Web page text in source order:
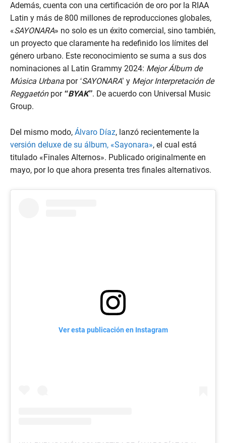
Además, cuenta con una certificación de oro por la RIAA
Latin y más de 800 millones de reproducciones globales,
«SAYONARA» no solo es un éxito comercial, sino también,
un proyecto que claramente ha redefinido los límites del
género urbano. Este reconocimiento se suma a sus dos
nominaciones al Latin Grammy 2024: Mejor Álbum de
Música Urbana por ‘SAYONARA’ y Mejor Interpretación de
Reggaetónpor “BYAK”. De acuerdo con Universal Music
Group.
Del mismo modo, Álvaro Díaz, lanzó recientemente la
versión deluxe de su álbum, «Sayonara», el cual está
titulado «Finales Alternos». Publicado originalmente en
mayo, por lo que ahora presenta tres finales alternativos.
Ver esta publicación en Instagram